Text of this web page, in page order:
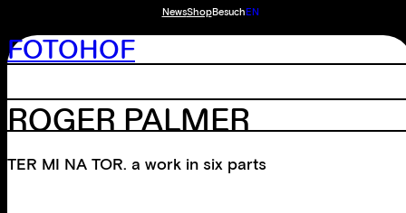
NewsShopBesuchEN
FOTOHOF
ROGER PALMER
TER MI NA TOR. a work in six parts